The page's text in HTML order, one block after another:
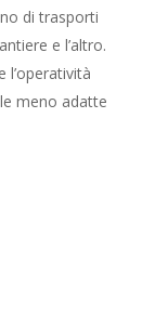
di trasporti
e l’altro.
l’operatività
meno adatte